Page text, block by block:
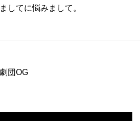
してに悩みまして。
団OG